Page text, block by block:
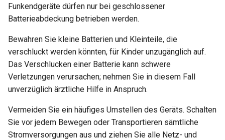
Warum erscheint eine
Warum ist meine VPN-
Geschwindigkeit
als erwartet?
Gerätekapazität meines
Routers?
Upstream-DNS des
leiten
OpenVPN-Server-
aktualisieren
AdGuard Home DNS am
vorbeileiten
Funkendgeräte dürfen nur bei geschlossener
Batterieabdeckung betrieben werden.
Bewahren Sie kleine Batterien und Kleinteile, die
verschluckt werden könnten, für Kinder unzugänglich auf.
Das Verschlucken einer Batterie kann schwere
Verletzungen verursachen; nehmen Sie in diesem Fall
unverzüglich ärztliche Hilfe in Anspruch.
Vermeiden Sie ein häufiges Umstellen des Geräts. Schalten
Sie vor jedem Bewegen oder Transportieren sämtliche
Stromversorgungen aus und ziehen Sie alle Netz- und